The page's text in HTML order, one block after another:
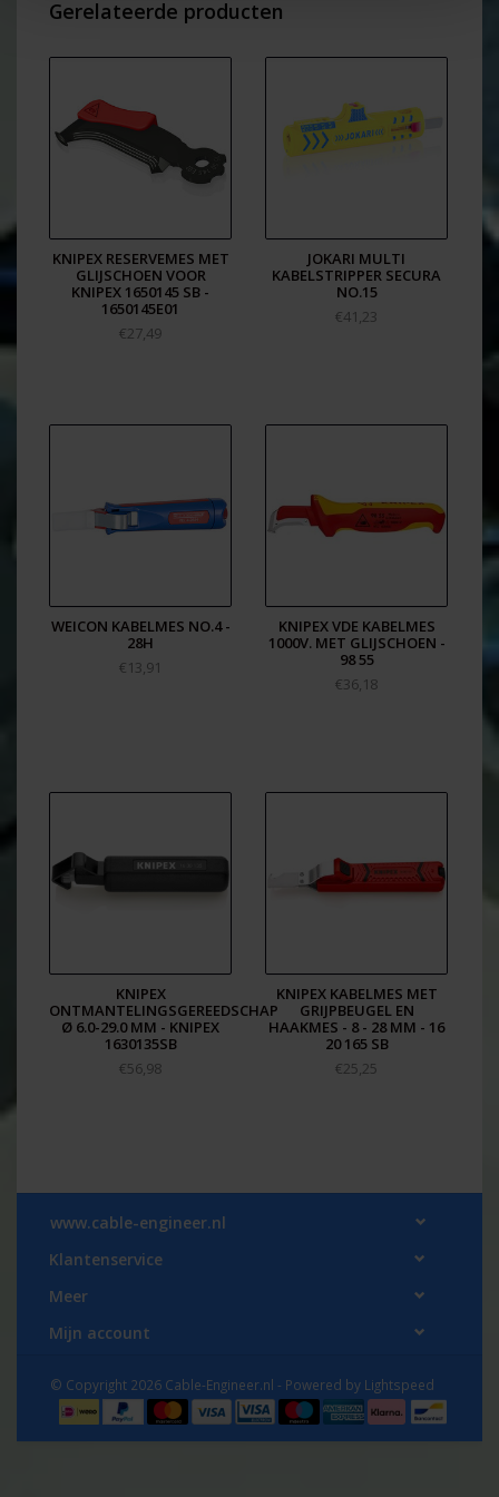
mogelijkheden.
Gerelateerde producten
KNIPEX RESERVEMES MET
GLIJSCHOEN VOOR
KNIPEX 1650145 SB -
1650145E01
€27,49
JOKARI MULTI
KABELSTRIPPER SECURA
NO.15
€41,23
WEICON KABELMES NO.4 -
28H
€13,91
KNIPEX VDE KABELMES
1000V. MET GLIJSCHOEN -
98 55
€36,18
KNIPEX
ONTMANTELINGSGEREEDSCHAP
Ø 6.0-29.0 MM - KNIPEX
1630135SB
€56,98
KNIPEX KABELMES MET
GRIJPBEUGEL EN
HAAKMES - 8 - 28 MM - 16
20 165 SB
€25,25
www.cable-engineer.nl
Klantenservice
Meer
Mijn account
© Copyright 2026 Cable-Engineer.nl - Powered by Lightspeed